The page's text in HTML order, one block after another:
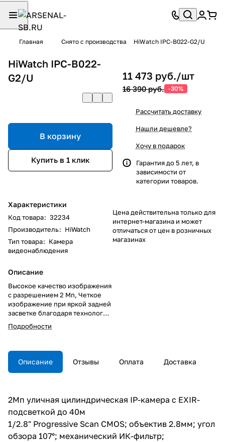
Главная Снято с производства HiWatch IPC-B022-G2/U
HiWatch IPC-B022-
G2/U
В корзину
Купить в 1 клик
Характеристики
Код товара: 32234
Производитель: HiWatch
Тип товара: Камера
видеонаблюдения
Описание
Высокое качество изображения
с разрешением 2 Мп, Четкое
изображение при яркой задней
засветке благодаря технологии
120 дБ WDR, Технология
эффективного сжатия H.265+,
встроенный микрофон,
аудиосвязь в режиме реального
времени, Защита от влаги и
Подробности
11 473 руб./шт
16 390 руб. -30%
Рассчитать доставку
Нашли дешевле?
Хочу в подарок
Гарантия до 5 лет, в
зависимости от
категории товаров.
Цена действительна только для
интернет-магазина и может
отличаться от цен в розничных
магазинах
Описание Отзывы Оплата Доставка
2Мп уличная цилиндрическая IP-камера с EXIR-
подсветкой до 40м
1/2.8" Progressive Scan CMOS; объектив 2.8мм; угол
обзора 107°; механический ИК-фильтр;